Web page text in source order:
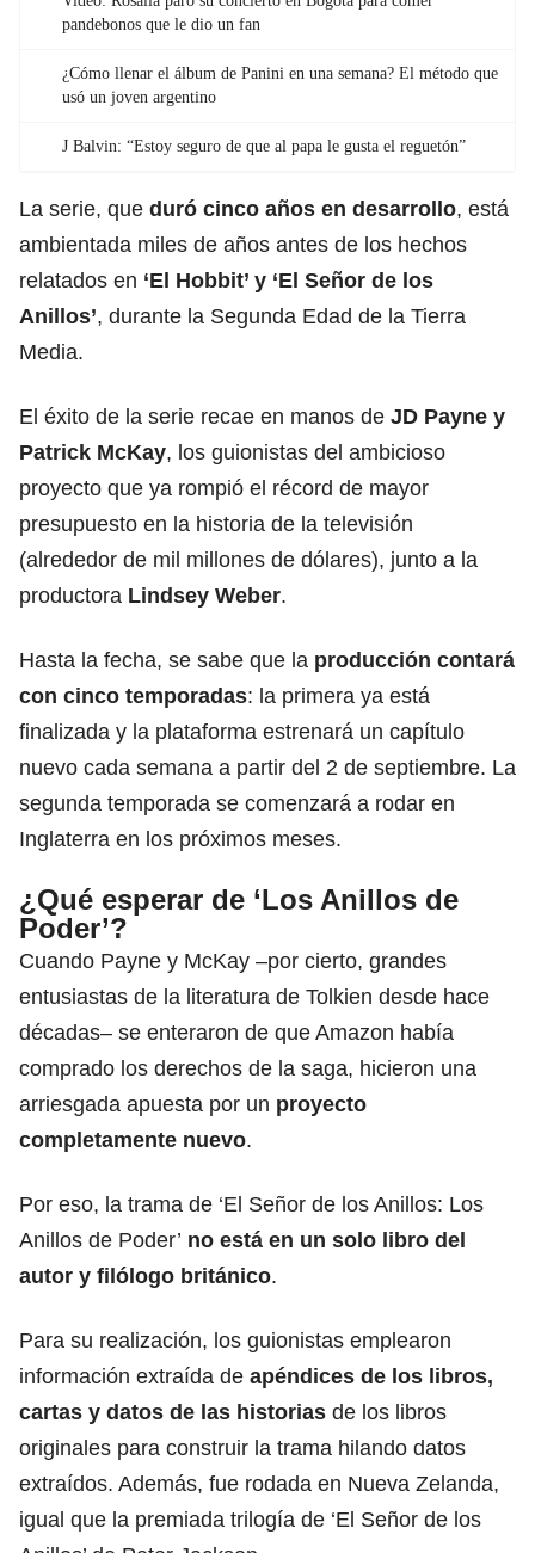
pandebonos que le dio un fan
¿Cómo llenar el álbum de Panini en una semana? El método que
usó un joven argentino
J Balvin: “Estoy seguro de que al papa le gusta el reguetón”
La serie, que duró cinco años en desarrollo, está
ambientada miles de años antes de los hechos
relatados en ‘El Hobbit’ y ‘El Señor de los
Anillos’, durante la Segunda Edad de la Tierra
Media.
El éxito de la serie recae en manos de JD Payne y
Patrick McKay, los guionistas del ambicioso
proyecto que ya rompió el récord de mayor
presupuesto en la historia de la televisión
(alrededor de mil millones de dólares), junto a la
productora Lindsey Weber.
Hasta la fecha, se sabe que la producción contará
con cinco temporadas: la primera ya está
finalizada y la plataforma estrenará un capítulo
nuevo cada semana a partir del 2 de septiembre. La
segunda temporada se comenzará a rodar en
Inglaterra en los próximos meses.
¿Qué esperar de ‘Los Anillos de
Poder’?
Cuando Payne y McKay –por cierto, grandes
entusiastas de la literatura de Tolkien desde hace
décadas– se enteraron de que Amazon había
comprado los derechos de la saga, hicieron una
arriesgada apuesta por un proyecto
completamente nuevo.
Por eso, la trama de ‘El Señor de los Anillos: Los
Anillos de Poder’ no está en un solo libro del
autor y filólogo británico.
Para su realización, los guionistas emplearon
información extraída de apéndices de los libros,
cartas y datos de las historias de los libros
originales para construir la trama hilando datos
extraídos. Además, fue rodada en Nueva Zelanda,
igual que la premiada trilogía de ‘El Señor de los